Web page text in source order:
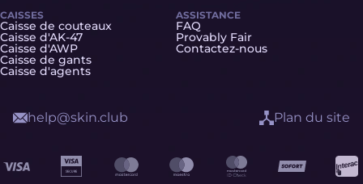
CAISSES
Caisse de couteaux
Caisse d'AK-47
Caisse d'AWP
Caisse de gants
Caisse d'agents
ASSISTANCE
FAQ
Provably Fair
Contactez-nous
help@skin.club Plan du site